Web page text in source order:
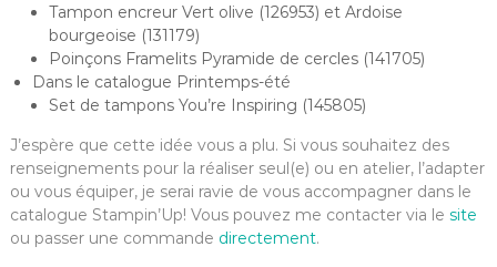
Tampon encreur Vert olive (126953) et Ardoise
bourgeoise (131179)
Poinçons Framelits Pyramide de cercles (141705)
Dans le catalogue Printemps-été
Set de tampons You’re Inspiring (145805)
J’espère que cette idée vous a plu. Si vous souhaitez des
renseignements pour la réaliser seul(e) ou en atelier, l’adapter
ou vous équiper, je serai ravie de vous accompagner dans le
catalogue Stampin’Up! Vous pouvez me contacter via le site
ou passer une commande directement.